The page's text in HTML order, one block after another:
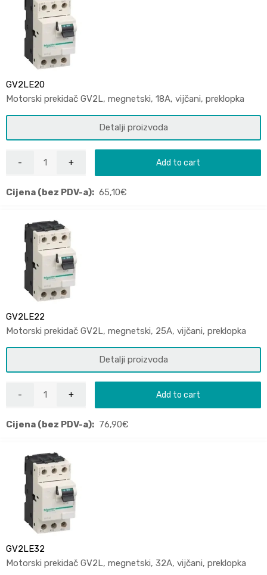
GV2LE20
Motorski prekidač GV2L, megnetski, 18A, vijčani, preklopka
Detalji proizvoda
Add to cart
Cijena (bez PDV-a): 65,10€
GV2LE22
Motorski prekidač GV2L, megnetski, 25A, vijčani, preklopka
Detalji proizvoda
Add to cart
Cijena (bez PDV-a): 76,90€
GV2LE32
Motorski prekidač GV2L, megnetski, 32A, vijčani, preklopka